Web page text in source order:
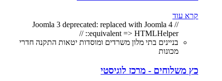
קרא עוד
// Joomla 3 deprecated: replaced with Joomla 4
equivalent => HTMLHelper:: //
בניינים בתי מלון משרדים ומוסדות יטאות התקנה חדרי
מכונות
כץ משלוחים - מרכז לוגיסטי